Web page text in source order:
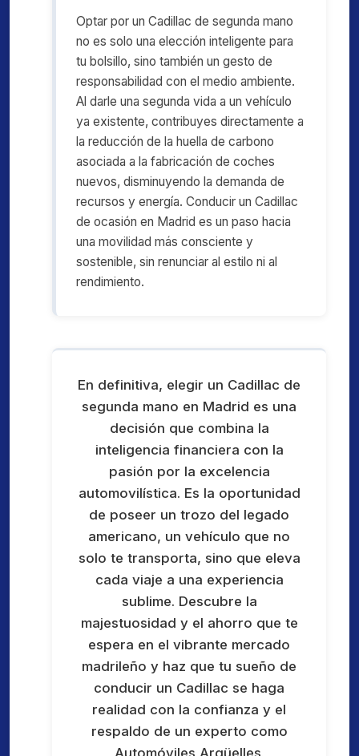
Optar por un Cadillac de segunda mano
no es solo una elección inteligente para
tu bolsillo, sino también un gesto de
responsabilidad con el medio ambiente.
Al darle una segunda vida a un vehículo
ya existente, contribuyes directamente a
la reducción de la huella de carbono
asociada a la fabricación de coches
nuevos, disminuyendo la demanda de
recursos y energía. Conducir un Cadillac
de ocasión en Madrid es un paso hacia
una movilidad más consciente y
sostenible, sin renunciar al estilo ni al
rendimiento.
En definitiva, elegir un Cadillac de
segunda mano en Madrid es una
decisión que combina la
inteligencia financiera con la
pasión por la excelencia
automovilística. Es la oportunidad
de poseer un trozo del legado
americano, un vehículo que no
solo te transporta, sino que eleva
cada viaje a una experiencia
sublime. Descubre la
majestuosidad y el ahorro que te
espera en el vibrante mercado
madrileño y haz que tu sueño de
conducir un Cadillac se haga
realidad con la confianza y el
respaldo de un experto como
Automóviles Argüelles.